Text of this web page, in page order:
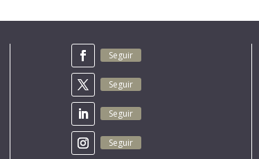
Seguir
Seguir
Seguir
Seguir